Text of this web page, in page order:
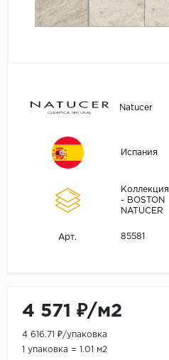
Natucer
Испания
Коллекция
- BOSTON
NATUCER
Арт. 85581
4 571 ₽/м2
4 616.71 ₽/упаковка
1 упаковка = 1.01 м2